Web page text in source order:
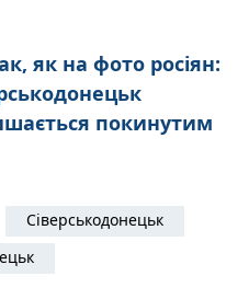
як на фото росіян:
покинутим
Сіверськодонецьк